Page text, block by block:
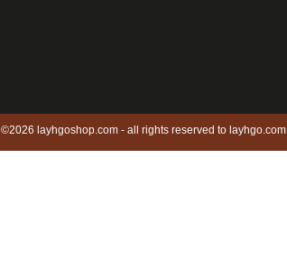
©2026 layhgoshop.com - all rights reserved to layhgo.com